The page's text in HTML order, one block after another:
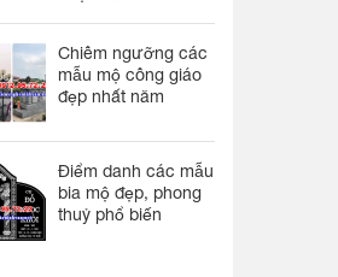
Chiêm ngưỡng các
mẫu mộ công giáo
đẹp nhất năm
Điểm danh các mẫu
bia mộ đẹp, phong
thuỷ phổ biến